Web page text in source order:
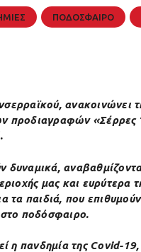
ΠΟΔΟΣΦΑΙΡΟ
ανακοινώνει
προδιαγραφών «Σέρρες
δυναμικά,
μας και ευρύτερα
τα παιδιά, που
ποδόσφαιρο.
η πανδημία της Covid-